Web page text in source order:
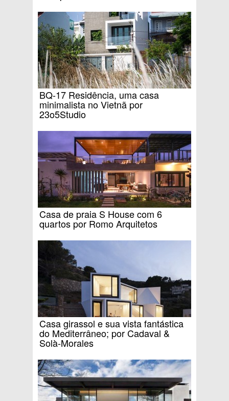
BQ-17 Residência, uma casa
minimalista no Vietnã por
23o5Studio
Casa de praia S House com 6
quartos por Romo Arquitetos
Casa girassol e sua vista fantástica
do Mediterrâneo; por Cadaval &
Solà-Morales